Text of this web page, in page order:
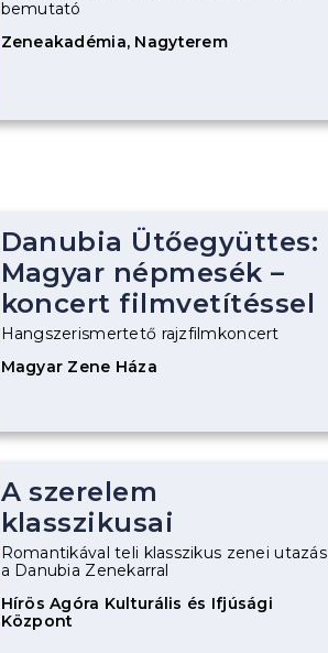
bemutató
Zeneakadémia, Nagyterem
Danubia Ütőegyüttes:
Magyar népmesék –
koncert filmvetítéssel
Hangszerismertető rajzfilmkoncert
Magyar Zene Háza
A szerelem
klasszikusai
Romantikával teli klasszikus zenei utazás
a Danubia Zenekarral
Hírös Agóra Kulturális és Ifjúsági
Központ